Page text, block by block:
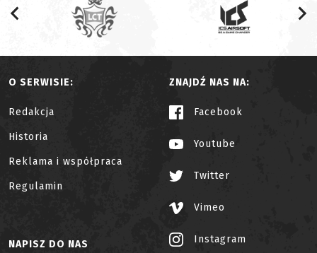
O SERWISIE:
Redakcja
Historia
Reklama i współpraca
Regulamin
ZNAJDŹ NAS NA:
Facebook
Youtube
Twitter
Vimeo
Instagram
NAPISZ DO NAS